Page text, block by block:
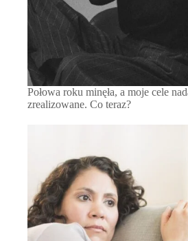
Połowa roku minęła, a moje cele
zrealizowane. Co teraz?